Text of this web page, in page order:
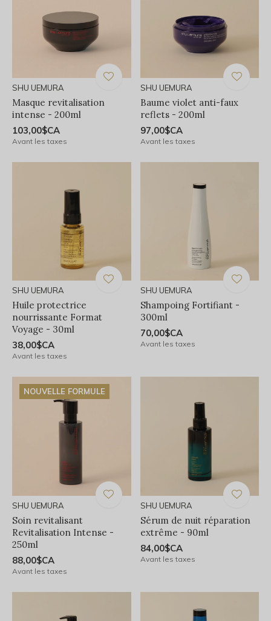
SHU UEMURA
Masque revitalisation
intense - 200ml
103,00$CA
Avant les taxes
SHU UEMURA
Baume violet anti-faux
reflets - 200ml
97,00$CA
Avant les taxes
SHU UEMURA
Huile protectrice
nourrissante Format
Voyage - 30ml
38,00$CA
Avant les taxes
SHU UEMURA
Shampoing Fortifiant -
300ml
70,00$CA
Avant les taxes
NOUVELLE FORMULE
SHU UEMURA
Soin revitalisant
Revitalisation Intense -
250ml
88,00$CA
Avant les taxes
SHU UEMURA
Sérum de nuit réparation
extrême - 90ml
84,00$CA
Avant les taxes